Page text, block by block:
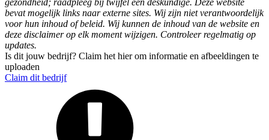
gezondheid; raadpleeg bij twijfel een deskundige. Deze website
bevat mogelijk links naar externe sites. Wij zijn niet verantwoordelijk
voor hun inhoud of beleid. Wij kunnen de inhoud van de website en
deze disclaimer op elk moment wijzigen. Controleer regelmatig op
updates.
Is dit jouw bedrijf? Claim het hier om informatie en afbeeldingen te
uploaden
Claim dit bedrijf